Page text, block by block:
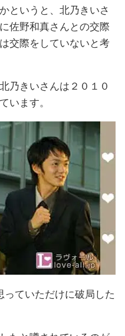
というと、北乃きいさ
佐野和真さんとの交際
交際をしていないと考
乃きいさんは２０１０
います。
ていただけに破局した